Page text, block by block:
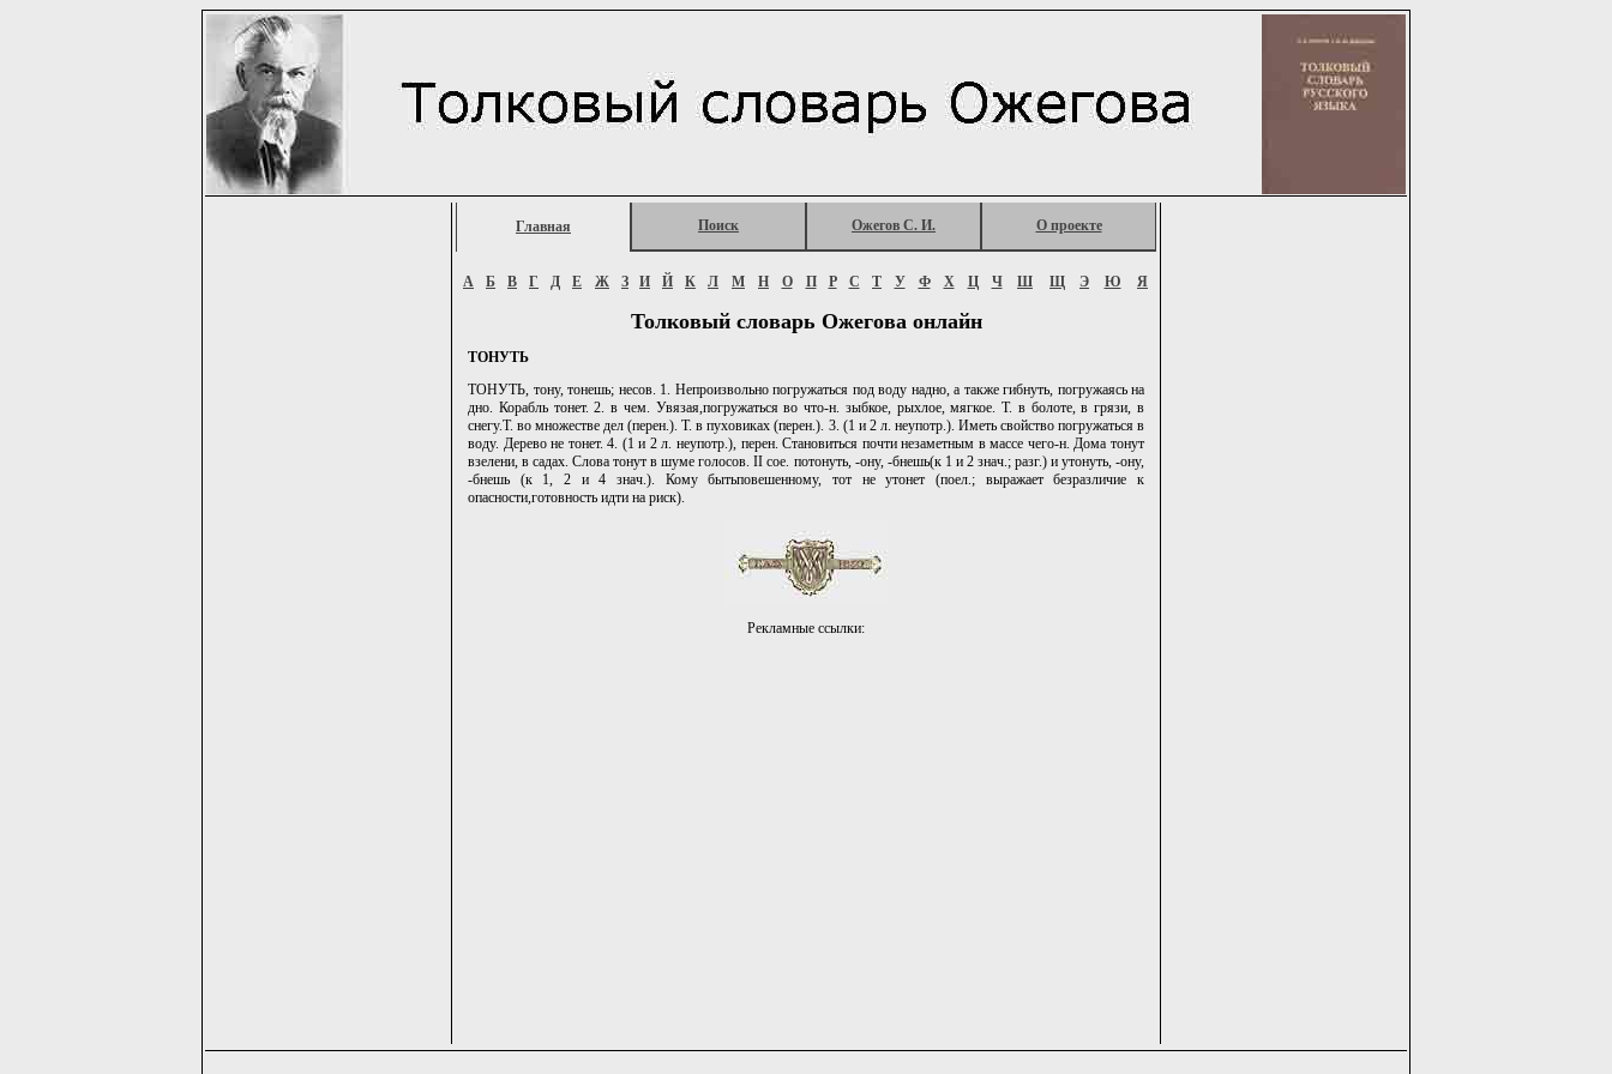
Главная Поиск Ожегов С. И. О проекте
А Б В Г Д Е Ж З И Й К Л М Н О П Р С Т У Ф Х Ц Ч Ш Щ Э Ю Я
Толковый словарь Ожегова онлайн
ТОНУТЬ
ТОНУТЬ, тону, тонешь; несов. 1. Непроизвольно погружаться под воду надно, а также гибнуть, погружаясь на
дно. Корабль тонет. 2. в чем. Увязая,погружаться во что-н. зыбкое, рыхлое, мягкое. Т. в болоте, в грязи, в
снегу.Т. во множестве дел (перен.). Т. в пуховиках (перен.). 3. (1 и 2 л. неупотр.). Иметь свойство погружаться в
воду. Дерево не тонет. 4. (1 и 2 л. неупотр.), перен. Становиться почти незаметным в массе чего-н. Дома тонут
взелени, в садах. Слова тонут в шуме голосов. II сое. потонуть, -ону, -бнешь(к 1 и 2 знач.; разг.) и утонуть, -ону,
-бнешь (к 1, 2 и 4 знач.). Кому бытьповешенному, тот не утонет (поел.; выражает безразличие к
опасности,готовность идти на риск).
Рекламные ссылки: